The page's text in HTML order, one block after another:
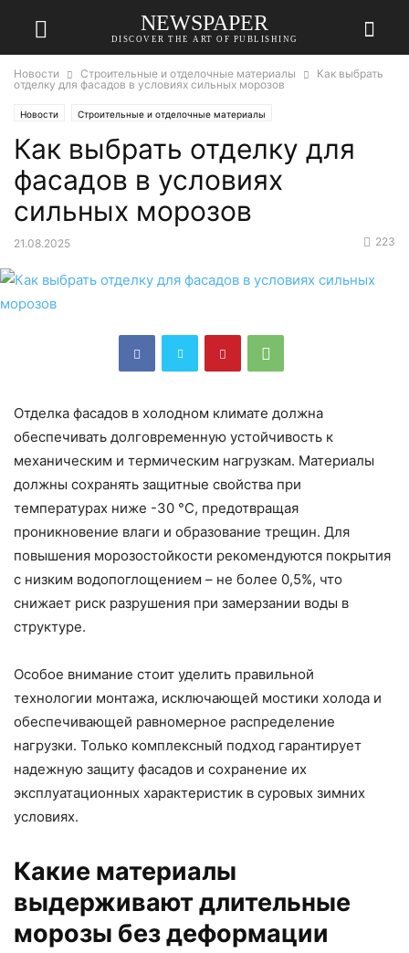
NEWSPAPER
DISCOVER THE ART OF PUBLISHING
Новости Строительные и отделочные материалы
Как выбрать
отделку для фасадов в условиях сильных морозов
Новости Строительные и отделочные материалы
Как выбрать отделку для
фасадов в условиях
сильных морозов
21.08.2025 223
Отделка фасадов в холодном климате должна
обеспечивать долговременную устойчивость к
механическим и термическим нагрузкам. Материалы
должны сохранять защитные свойства при
температурах ниже -30 °C, предотвращая
проникновение влаги и образование трещин. Для
повышения морозостойкости рекомендуются покрытия
с низким водопоглощением – не более 0,5%, что
снижает риск разрушения при замерзании воды в
структуре.
Особое внимание стоит уделить правильной
технологии монтажа, исключающей мостики холода и
обеспечивающей равномерное распределение
нагрузки. Только комплексный подход гарантирует
надежную защиту фасадов и сохранение их
эксплуатационных характеристик в суровых зимних
условиях.
Какие материалы
выдерживают длительные
морозы без деформации